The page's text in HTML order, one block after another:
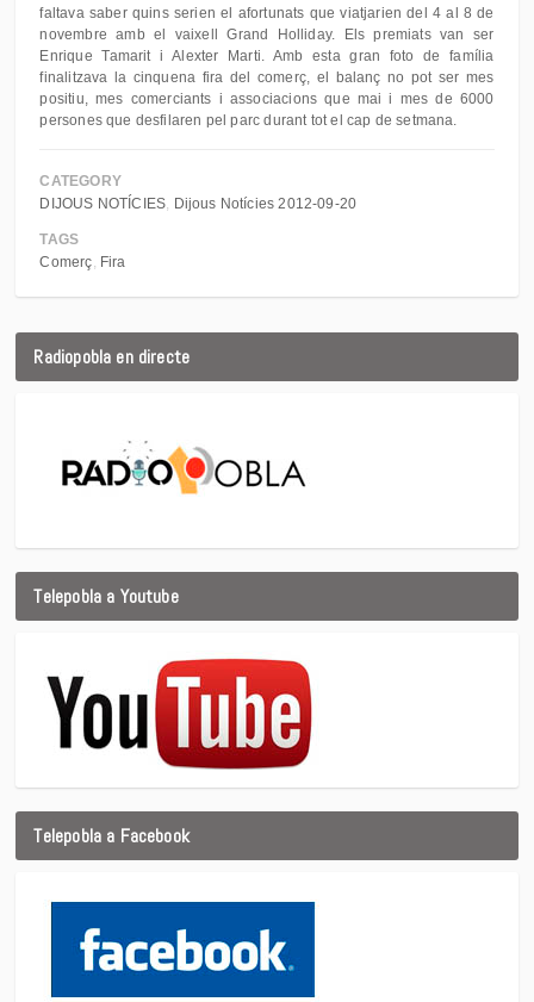
faltava saber quins serien el afortunats que viatjarien del 4 al 8 de
novembre amb el vaixell Grand Holliday. Els premiats van ser
Enrique Tamarit i Alexter Marti. Amb esta gran foto de família
finalitzava la cinquena fira del comerç, el balanç no pot ser mes
positiu, mes comerciants i associacions que mai i mes de 6000
persones que desfilaren pel parc durant tot el cap de setmana.
CATEGORY
DIJOUS NOTÍCIES
Dijous Notícies 2012-09-20
TAGS
Comerç
Fira
Radiopobla en directe
Telepobla a Youtube
Telepobla a Facebook